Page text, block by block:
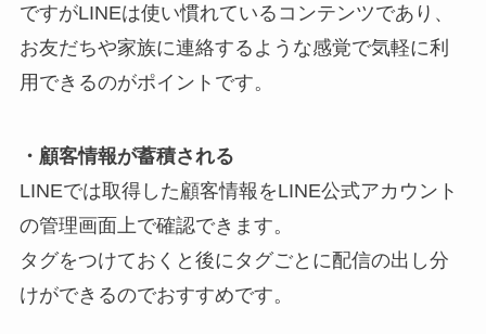
ですがLINEは使い慣れているコンテンツであり、
お友だちや家族に連絡するような感覚で気軽に利
用できるのがポイントです。
・顧客情報が蓄積される
LINEでは取得した顧客情報をLINE公式アカウント
の管理画面上で確認できます。
タグをつけておくと後にタグごとに配信の出し分
けができるのでおすすめです。